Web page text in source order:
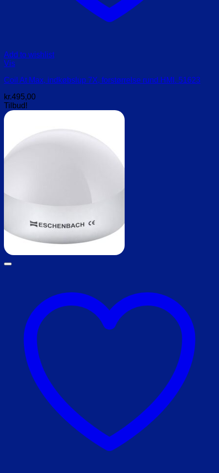
Add to wishlist
Vis
Coil At Max, indkøbslup 7X, forstørrelse rund HMI. 51623
kr.495,00
Tilbud!